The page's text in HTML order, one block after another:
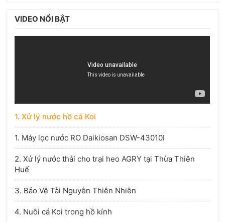
VIDEO NỔI BẬT
1. Xử lý nước hồ cá Koi
1. Máy lọc nước RO Daikiosan DSW-43010I
2. Xử lý nước thải cho trại heo AGRY tại Thừa Thiên
Huế
3. Bảo Vệ Tài Nguyên Thiên Nhiên
4. Nuôi cá Koi trong hồ kính